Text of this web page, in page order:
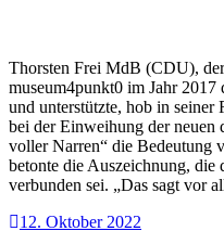
Thorsten Frei MdB (CDU),
museum4punkt0 im Jahr
und unterstützte, hob in
bei der Einweihung der
voller Narren“ die Bedeutung
betonte die Auszeichnung, die
verbunden sei. „Das sagt vor
12. Oktober 2022